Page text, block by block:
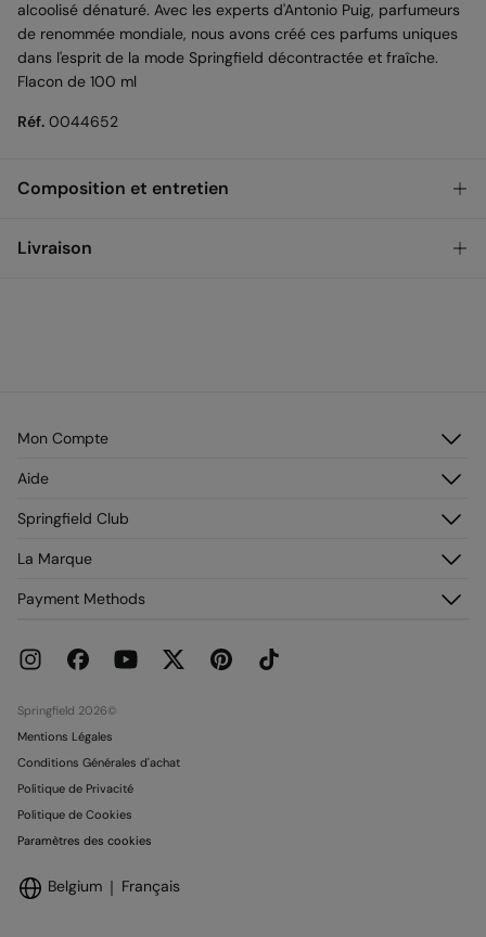
alcoolisé dénaturé. Avec les experts d'Antonio Puig, parfumeurs
de renommée mondiale, nous avons créé ces parfums uniques
dans l'esprit de la mode Springfield décontractée et fraîche.
Flacon de 100 ml
Réf. 0044652
Composition et entretien
Composition
Ne pas repasser
Livraison
Mon Compte
Mes adresses
Aide
Foire aux questions
Livraison
Promotions en cours
Carte Cadeau
Springfield Club
Adhérez !
La Marque
Franchises
Emploi
Payment Methods
Springfield 2026©
Mentions Légales
Conditions Générales d'achat
Politique de Privacité
Politique de Cookies
Paramètres des cookies
Belgium Français